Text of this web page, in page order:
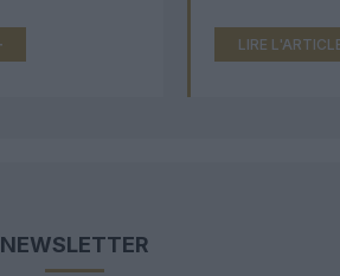
LIRE
NEWSLETTER